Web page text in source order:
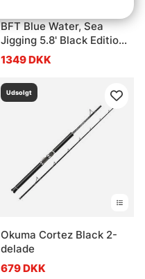
BFT Blue Water, Sea
Jigging 5.8' Black Edition
-450g, 2pcs
1349 DKK
Udsolgt
Okuma Cortez Black 2-
delade
679 DKK